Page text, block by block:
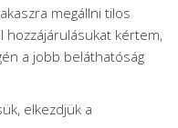
megállni tilos
hozzájárulásukat kértem,
a jobb beláthatóság
elkezdjük a